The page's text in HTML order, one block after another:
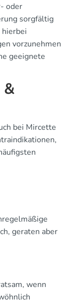
oder
sorgfältig
vorzunehmen
geeignete
bei Mircette
geraten aber
wenn